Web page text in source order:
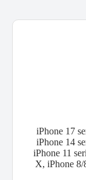
iPhone 17
iPhone 14
iPhone 11
X, iPhone 8/